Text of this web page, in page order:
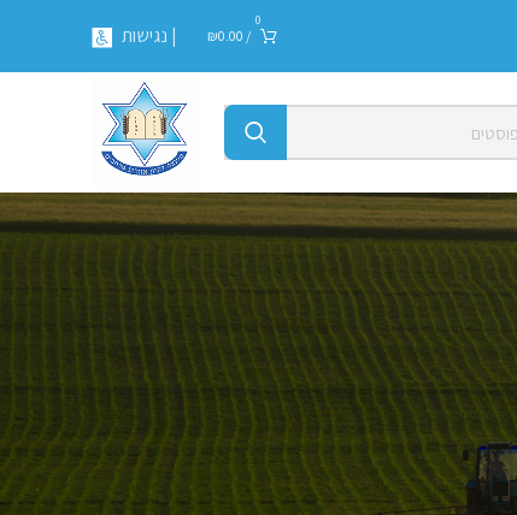
0
/
₪0.00 | נגישות